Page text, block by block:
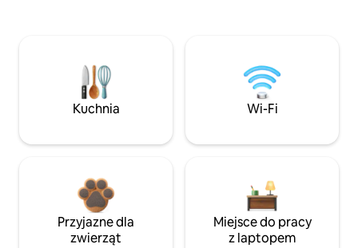
Kuchnia Wi-Fi
Przyjazne dla
zwierząt
Miejsce do pracy
z laptopem